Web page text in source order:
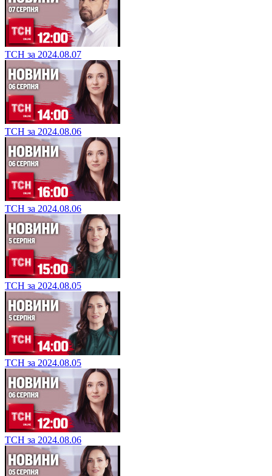
ТСН за 2024.08.07
ТСН за 2024.08.06
ТСН за 2024.08.06
ТСН за 2024.08.05
ТСН за 2024.08.05
ТСН за 2024.08.06